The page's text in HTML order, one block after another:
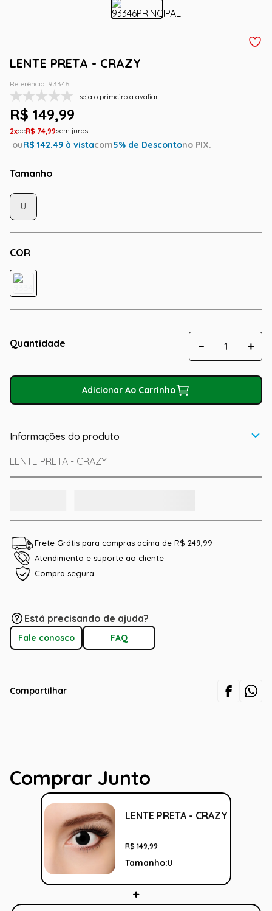
LENTE PRETA - CRAZY
Referência: 93346
seja o primeiro a avaliar
R$ 149,99
2 R$ 74,99
ouR$ 142.49 à vistacom5% de Descontono PIX.
Tamanho
COR
U
Quantidade ＋
－
Adicionar Ao Carrinho
Informações do produto
LENTE PRETA - CRAZY
Frete Grátis para compras acima de R$ 249,99
Atendimento e suporte ao cliente
Compra segura
Está precisando de ajuda?
Fale conosco FAQ
Compartilhar
Comprar Junto
LENTE PRETA - CRAZY
R$ 149,99
Tamanho:U